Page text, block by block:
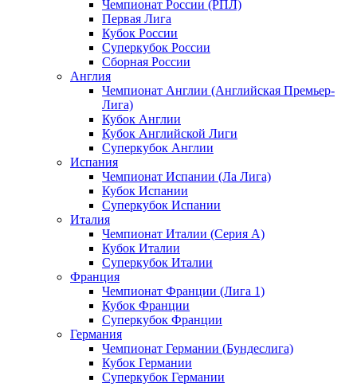
Чемпионат России (РПЛ)
Первая Лига
Кубок России
Суперкубок России
Сборная России
Англия
Чемпионат Англии (Английская Премьер-
Лига)
Кубок Англии
Кубок Английской Лиги
Суперкубок Англии
Испания
Чемпионат Испании (Ла Лига)
Кубок Испании
Суперкубок Испании
Италия
Чемпионат Италии (Серия А)
Кубок Италии
Суперкубок Италии
Франция
Чемпионат Франции (Лига 1)
Кубок Франции
Суперкубок Франции
Германия
Чемпионат Германии (Бундеслига)
Кубок Германии
Суперкубок Германии